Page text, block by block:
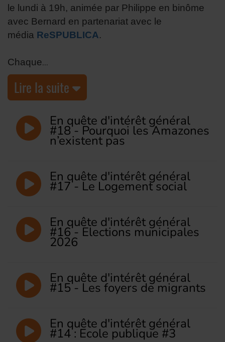
le lundi à 19h, animée par Philippe en binôme
avec Bernard en partenariat avec le
média ReSPUBLICA.
Chaque
Lire la suite
En quête d'intérêt général
#18 - Pourquoi les Amazones
n’existent pas
En quête d'intérêt général
#17 - Le Logement social
En quête d'intérêt général
#16 - Elections municipales
2026
En quête d'intérêt général
#15 - Les foyers de migrants
En quête d'intérêt général
#14 : Ecole publique #3